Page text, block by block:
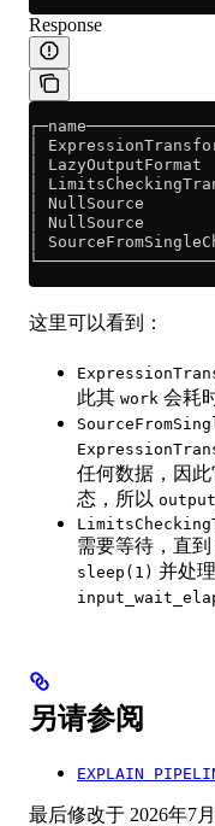
Response
│
│
│
│ NullSource
│ NullSource
│
这里可以看到：
此其 work 会耗
任何数据，因此
态，所以
需要等待，直到
sleep(1) 并处
另请参阅
EXPLAIN
最后修改于 2026年7